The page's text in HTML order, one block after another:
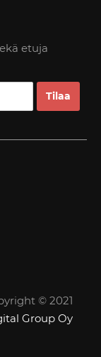
etuja
© 2021
Group Oy